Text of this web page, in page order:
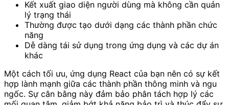
Kết xuất giao diện người dùng mà không cần quản
lý trạng thái
Thường được tạo dưới dạng các thành phần chức
năng
Dễ dàng tái sử dụng trong ứng dụng và các dự án
khác
Một cách tối ưu, ứng dụng React của bạn nên có sự kết
hợp lành mạnh giữa các thành phần thông minh và ngu
ngốc. Sự cân bằng này đảm bảo phân tách hợp lý các